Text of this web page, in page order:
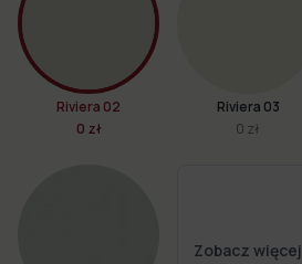
Riviera 02
0 zł
Riviera 03
0 zł
Zobacz więcej